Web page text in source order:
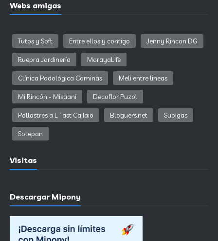
Webs amigas
Tutos y Soft Entre ellos y contigo Jenny Rincon DG
Ruepra Jardinería MarayaLife
Clínica Podológica Caminàs Meli entre lineas
Mi Rincón - Misaani Decoflor Puzol
Pollastres a L´ast Ca Iaio Bloguers.net Subigas
Sotepan
Visitas
Descargar Mipony